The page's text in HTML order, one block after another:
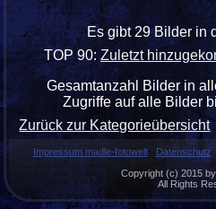
Es gibt 29 Bilder in
TOP 90:Zuletzt
Gesamtanzahl Bilder in
Zugriffe auf alle Bilder
Zurück zur Kategorieübersicht
Impressum madle-fotowelt Datenschutz
Copyright (c) 2015 by
All Rights